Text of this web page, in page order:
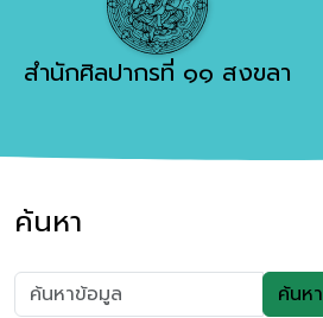
สำนักศิลปากรที่ ๑๑ สงขลา
ค้นหา
ค้นหา